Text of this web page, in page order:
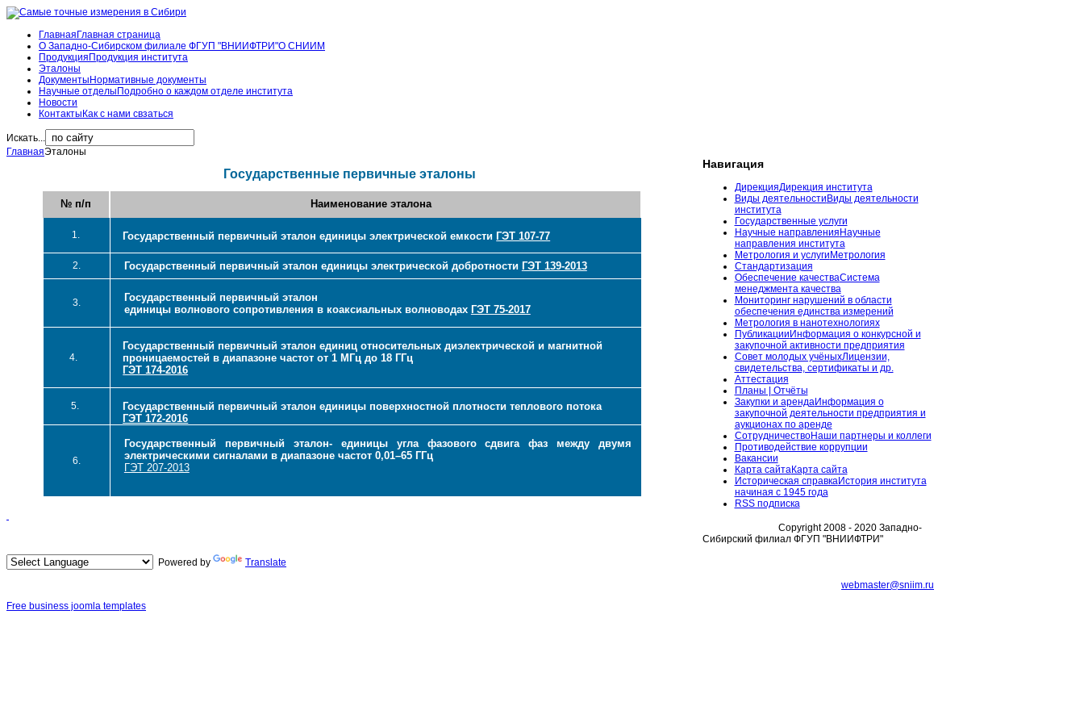
Главная Главная страница
О Западно-Сибирском филиале ФГУП "ВНИИФТРИ"О СНИИМ
Продукция Продукция института
Эталоны
Документы Нормативные документы
Научные отделы Подробно о каждом отделе института
Новости
Контакты Как с нами свзаться
Искать...
ГлавнаяЭталоны
Государственные первичные эталоны
№ п/п Наименование эталона
1. Государственный первичный эталон единицы электрической емкости ГЭТ 107-77
2. Государственный первичный эталон единицы электрической добротности ГЭТ 139-2013
3.
Государственный первичный эталон
единицы волнового сопротивления в коаксиальных волноводах ГЭТ 75-2017
4.
Государственный первичный эталон единиц относительных диэлектрической и магнитной
проницаемостей в диапазоне частот от 1 МГц до 18 ГГц
ГЭТ 174-2016
5.
Государственный первичный эталон единицы поверхностной плотности теплового потока
ГЭТ 172-2016
6.
Государственный первичный эталон- единицы угла фазового сдвига фаз между двумя
электрическими сигналами в диапазоне частот 0,01–65 ГГц
ГЭТ 207-2013
Навигация
ДирекцияДирекция института
Виды деятельности Виды деятельности
института
Государственные услуги
Научные направления Научные
направления института
Метрология и услуги Метрология
Стандартизация
Обеспечение качестваСистема
менеджмента качества
Мониторинг нарушений в области
обеспечения единства измерений
Метрология в нанотехнологиях
Публикации Информация о конкурсной и
закупочной активности предприятия
Совет молодых учёныхЛицензии,
свидетельства, сертификаты и др.
Аттестация
Планы | Отчёты
Закупки и арендаИнформация о
закупочной деятельности предприятия и
аукционах по аренде
СотрудничествоНаши партнеры и коллеги
Противодействие коррупции
Вакансии
Карта сайтаКарта сайта
Историческая справкаИстория института
начиная с 1945 года
RSS подписка
Copyright 2008 - 2020 Западно-
Сибирский филиал ФГУП "ВНИИФТРИ"
Powered by
Translate
webmaster@sniim.ru
Free business joomla templates